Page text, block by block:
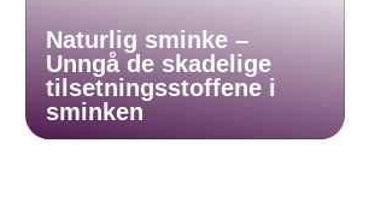
Naturlig sminke –
Unngå de skadelige
tilsetningsstoffene i
sminken